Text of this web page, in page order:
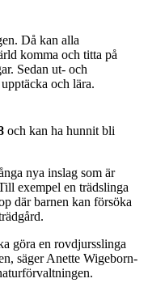
Då kan alla
komma och titta på
Sedan ut- och
och lära.
och kan ha hunnit bli
nya inslag som är
exempel en trädslinga
där barnen kan försöka
göra en rovdjursslinga
säger Anette Wigeborn-